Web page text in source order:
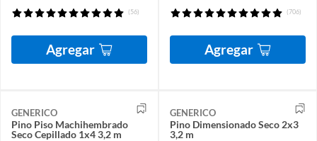
(56)
Agregar
(706)
Agregar
GENERICO
Pino Piso Machihembrado
Seco Cepillado 1x4 3,2 m
GENERICO
Pino Dimensionado Seco 2x3
3,2 m